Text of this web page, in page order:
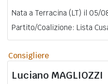
Nata a Terracina (LT) il 05/
Partito/Coalizione: Lista
Consigliere
Luciano MAGLIOZZI